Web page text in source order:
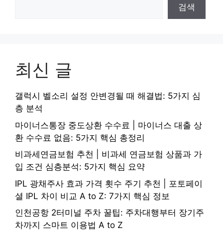
검색
최신 글
갤럭시 벨소리 설정 안변경될 때 해결법: 5가지 심
층 분석
마이너스통장 중도상환 수수료 | 마이너스 대출 상
환 수수료 없음: 5가지 핵심 총정리
비과세연금보험 추천 | 비과세 연금보험 상품과 가
입 조건 심층분석: 5가지 핵심 요약
IPL 광채주사 효과 가격 횟수 주기 추천 | 포토페이
셜 IPL 차이 비교 A to Z: 7가지 핵심 정보
인천공항 2터미널 주차 꿀팁: 주차대행부터 장기주
차까지 스마트 이용법 A to Z